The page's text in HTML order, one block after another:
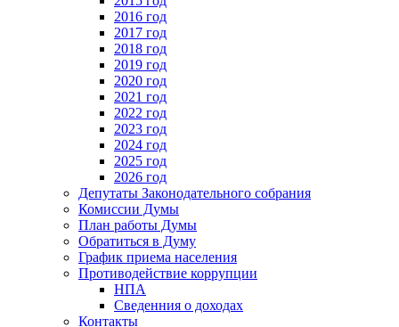
2016 год
2017 год
2018 год
2019 год
2020 год
2021 год
2022 год
2023 год
2024 год
2025 год
2026 год
Депутаты Законодательного собрания
Комиссии Думы
План работы Думы
Обратиться в Думу
График приема населения
Противодействие коррупции
НПА
Сведенния о доходах
Контакты